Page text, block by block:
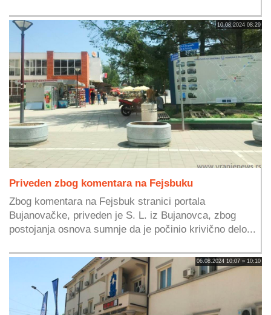
10.08.2024 08:29
Priveden zbog komentara na Fejsbuku
Zbog komentara na Fejsbuk stranici portala
Bujanovačke, priveden je S. L. iz Bujanovca, zbog
postojanja osnova sumnje da je počinio krivično delo...
06.08.2024 10:07 » 10:10